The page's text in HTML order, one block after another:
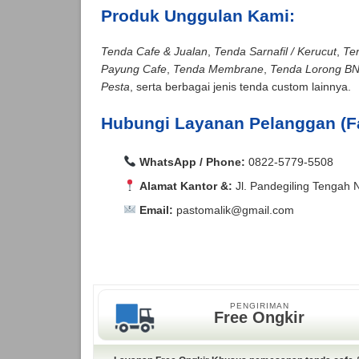
Produk Unggulan Kami:
Tenda Cafe & Jualan Tenda Sarnafil / Kerucut,
Payung Cafe, Tenda Membrane, Tenda Lorong
Pesta , serta berbagai jenis tenda custom lainnya.
Hubungi Layanan Pelanggan
WhatsApp / Phone: 0822-5779-5508
Alamat Kantor &: Jl. Pandegiling Tengah
Email: pastomalik@gmail.com
Bantul, Banyu Asin, Banyumas,
Bara, Baubau, Bekasi, Belitung, Belitung
Utara, Berau, Biak Numfor, Bima, Binjai,
Selatan, Bolaang Mongondow Timur,
Bukittinggi, Buleleng, Bulukumba,
Kepulauan, Bangka, Bangka Barat, Bangka
Bantul, Banyu Asin, Banyumas,
Bara, Baubau, Bekasi, Belitung, Belitung
Utara, Berau, Biak Numfor, Bima, Binjai,
Selatan, Bolaang Mongondow Timur,
PENGIRIMAN
Free Ongkir